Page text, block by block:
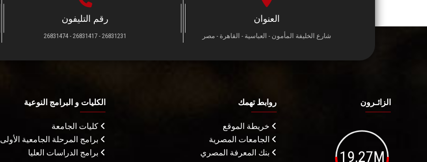
العنوان
شارع الخليفة المأمون - العباسية - القاهرة - مصر
رقم التليفون
26831231 - 26831417 - 26831474
الزائـرون
19.27M
روابط تهمك
خريطة الموقع
الجامعات المصرية
بنك المعرفة المصري
الكليات و البرامج النوعية
كليات الجامعة
برامج المرحلة الجامعية الأولى
برامج الدراسات العليا